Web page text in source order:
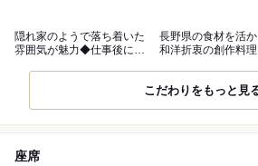
隠れ家のようで落ち着いた
雰囲気が魅力◆仕事後にふ
長野県の食材を活か
和洋折衷の創作料
こだわりをもっと見
座席